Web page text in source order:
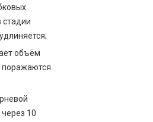
стадии
объём
поражаются
10